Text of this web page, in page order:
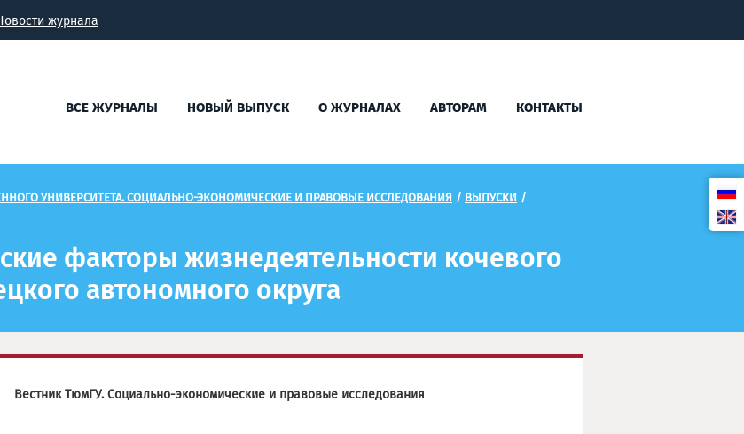
журнала
ВСЕ ЖУРНАЛЫ НОВЫЙ ВЫПУСК О ЖУРНАЛАХ АВТОРАМ КОНТАКТЫ
УНИВЕРСИТЕТА. СОЦИАЛЬНО-ЭКОНОМИЧЕСКИЕ И ПРАВОВЫЕ ИССЛЕДОВАНИЯ / ВЫПУСКИ /
факторы жизнедеятельности кочевого
автономного округа
Вестник ТюмГУ. Социально-экономические и правовые исследования